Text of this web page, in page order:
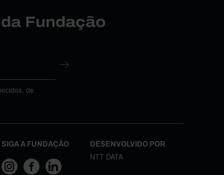
Fundação
de
SIGA A FUNDAÇÃO DESENVOLVIDO POR
NTT DATA